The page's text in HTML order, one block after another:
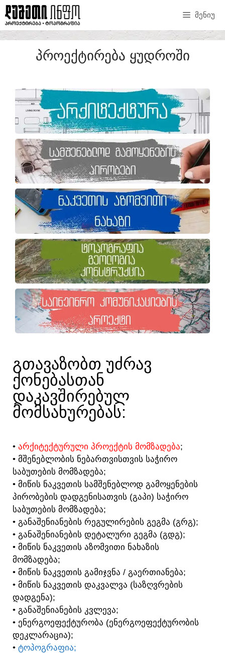
ᲛᲔᲜᲘᲣ
ᲞᲠᲝᲔᲥᲢᲘᲠᲔᲑᲐ ᲧᲣᲓᲠᲝᲨᲘ
ᲒᲗᲐᲕᲐᲖᲝᲑᲗ ᲣᲫᲠᲐᲕ
ᲥᲝᲜᲔᲑᲐᲡᲗᲐᲜ
ᲓᲐᲙᲐᲕᲨᲘᲠᲔᲑᲣᲚ
ᲛᲝᲛᲡᲐᲮᲣᲠᲔᲑᲐᲡ:​
• ᲐᲠᲥᲘᲢᲔᲥᲢᲣᲠᲣᲚᲘ ᲞᲠᲝᲔᲥᲢᲘᲡ ᲛᲝᲛᲖᲐᲓᲔᲑᲐ;
• ᲛᲨᲔᲜᲔᲑᲚᲝᲑᲘᲡ ᲜᲔᲑᲐᲠᲗᲕᲘᲡᲗᲕᲘᲡ ᲡᲐᲭᲘᲠᲝ
ᲡᲐᲑᲣᲗᲔᲑᲘᲡ ᲛᲝᲛᲖᲐᲓᲔᲑᲐ;
• ᲛᲘᲬᲘᲡ ᲜᲐᲙᲕᲔᲗᲘᲡ ᲡᲐᲛᲨᲔᲜᲔᲑᲚᲝᲓ ᲒᲐᲛᲝᲧᲔᲜᲔᲑᲘᲡ
ᲞᲘᲠᲝᲑᲔᲑᲘᲡ ᲓᲐᲓᲒᲔᲜᲘᲡᲐᲗᲕᲘᲡ (ᲒᲐᲞᲘ) ᲡᲐᲭᲘᲠᲝ
ᲡᲐᲑᲣᲗᲔᲑᲘᲡ ᲛᲝᲛᲖᲐᲓᲔᲑᲐ;
• ᲒᲐᲜᲐᲨᲔᲜᲘᲐᲜᲔᲑᲘᲡ ᲠᲔᲒᲣᲚᲘᲠᲔᲑᲘᲡ ᲒᲔᲒᲛᲐ (ᲒᲠᲒ);
• ᲒᲐᲜᲐᲨᲔᲜᲘᲐᲜᲔᲑᲘᲡ ᲓᲔᲢᲐᲚᲣᲠᲘ ᲒᲔᲒᲛᲐ (ᲒᲓᲒ);
• ᲛᲘᲬᲘᲡ ᲜᲐᲙᲕᲔᲗᲘᲡ ᲐᲖᲝᲛᲕᲘᲗᲘ ᲜᲐᲮᲐᲖᲘᲡ
ᲛᲝᲛᲖᲐᲓᲔᲑᲐ;
• ᲛᲘᲬᲘᲡ ᲜᲐᲙᲕᲔᲗᲘᲡ ᲒᲐᲛᲘᲯᲕᲜᲐ / ᲒᲐᲔᲠᲗᲘᲐᲜᲔᲑᲐ;
• ᲛᲘᲬᲘᲡ ᲜᲐᲙᲕᲔᲗᲘᲡ ᲓᲐᲙᲕᲐᲚᲕᲐ (ᲡᲐᲖᲦᲕᲠᲔᲑᲘᲡ
ᲓᲐᲓᲒᲔᲜᲐ);
• ᲒᲐᲜᲐᲨᲔᲜᲘᲐᲜᲔᲑᲘᲡ ᲙᲕᲚᲔᲕᲐ;
• ᲔᲜᲔᲠᲒᲝᲔᲤᲔᲥᲢᲣᲠᲝᲑᲐ (ᲔᲜᲔᲠᲒᲝᲔᲤᲔᲥᲢᲣᲠᲝᲑᲘᲡ
ᲓᲔᲙᲚᲐᲠᲐᲪᲘᲐ);
• ᲢᲝᲞᲝᲒᲠᲐᲤᲘᲐ;